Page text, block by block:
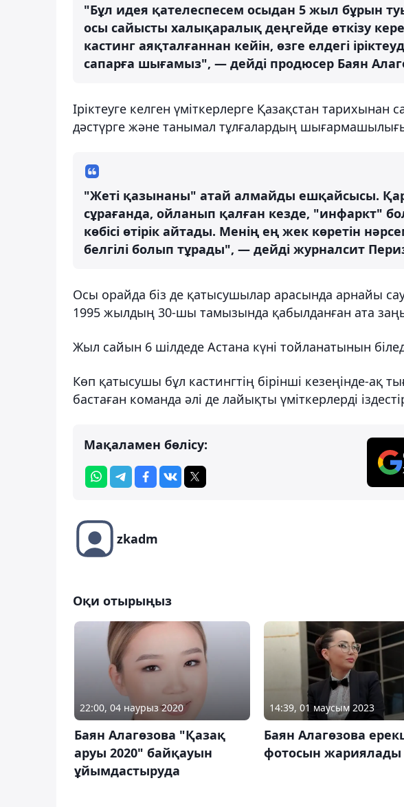
"Бұл идея қателеспесем осыдан 5 жыл бұрын
осы сайысты халықаралық деңгейде өткізу
кастинг аяқталғаннан кейін, өзге елдегі
сапарға шығамыз", — дейді продюсер Баян
Іріктеуге келген үміткерлерге Қазақстан тарихынан
дәстүрге және танымал тұлғалардың
"Жеті қазынаны" атай алмайды ешқайсысы.
сұрағанда, ойланып қалған кезде, "инфаркт"
көбісі өтірік айтады. Менің ең жек көретін
белгілі болып тұрады", — дейді журналсит
Осы орайда біз де қатысушылар арасында арнайы
1995 жылдың 30-шы тамызында қабылданған ата
Жыл сайын 6 шілдеде Астана күні тойланатынын
Көп қатысушы бұл кастингтің бірінші кезеңінде-ақ
бастаған команда әлі де лайықты үміткерлерді
Мақаламен бөлісу:
zkadm
Оқи отырыңыз
22:00, 04 наурыз 2020
Баян Алагөзова "Қазақ
аруы 2020" байқауын
ұйымдастыруда
14:39, 01 маусым 2023
Баян Алагөзова
фотосын жариялады